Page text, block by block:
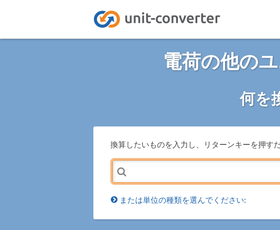
電荷の他の
何を
換算したいものを入力し、リターンキーを押すだ
または単位の種類を選んでください: